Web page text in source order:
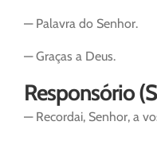
— Palavra do Senhor.
— Graças a Deus.
Responsório
— Recordai, Senhor, a